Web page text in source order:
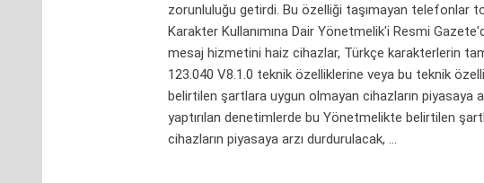
zorunluluğu getirdi. Bu özelliği taşımayan telefonlar
Karakter Kullanımına Dair Yönetmelik'i Resmi
mesaj hizmetini haiz cihazlar, Türkçe karakterlerin
123.040 V8.1.0 teknik özelliklerine veya bu teknik
belirtilen şartlara uygun olmayan cihazların piyasaya
yaptırılan denetimlerde bu Yönetmelikte belirtilen
cihazların piyasaya arzı durdurulacak, ...